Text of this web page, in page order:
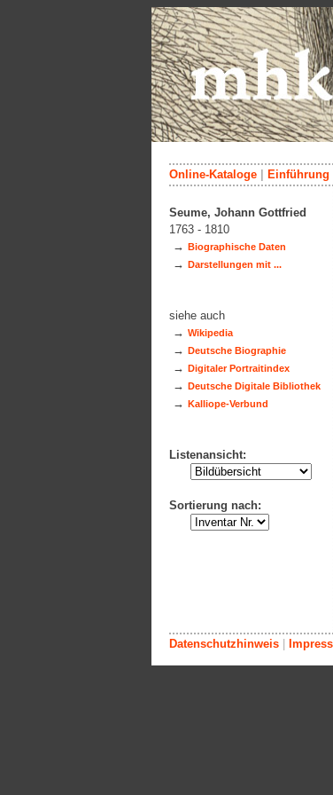
Online-Kataloge Einführung
Seume, Johann Gottfried
1763 - 1810
→ Biographische Daten
→ Darstellungen mit ...
siehe auch
→ Wikipedia
→ Deutsche Biographie
→ Digitaler Portraitindex
→ Deutsche Digitale Bibliothek
→ Kalliope-Verbund
Listenansicht:
Sortierung nach:
Datenschutzhinweis